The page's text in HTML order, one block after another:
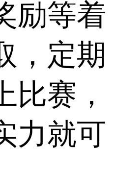
励等着
，定期
比赛，
力就可